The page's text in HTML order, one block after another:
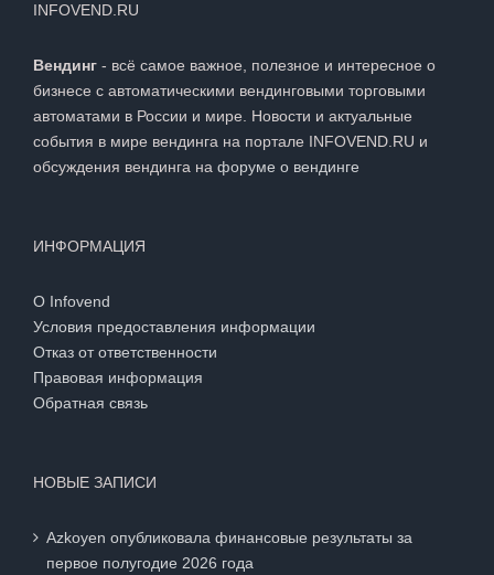
INFOVEND.RU
Вендинг - всё самое важное, полезное и интересное о
бизнесе с автоматическими вендинговыми торговыми
автоматами в России и мире. Новости и актуальные
события в мире вендинга на портале INFOVEND.RU и
обсуждения вендинга на форуме о вендинге
ИНФОРМАЦИЯ
О Infovend
Условия предоставления информации
Отказ от ответственности
Правовая информация
Обратная связь
НОВЫЕ ЗАПИСИ
Azkoyen опубликовала финансовые результаты за
первое полугодие 2026 года